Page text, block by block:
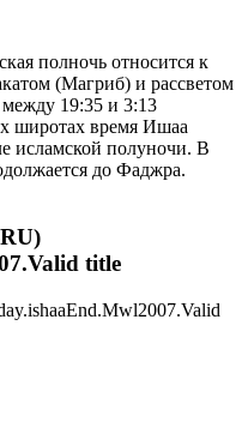
полночь относится к
(Магриб) и рассветом
19:35 и 3:13
широтах время Ишаа
исламской полуночи. В
до Фаджра.
title